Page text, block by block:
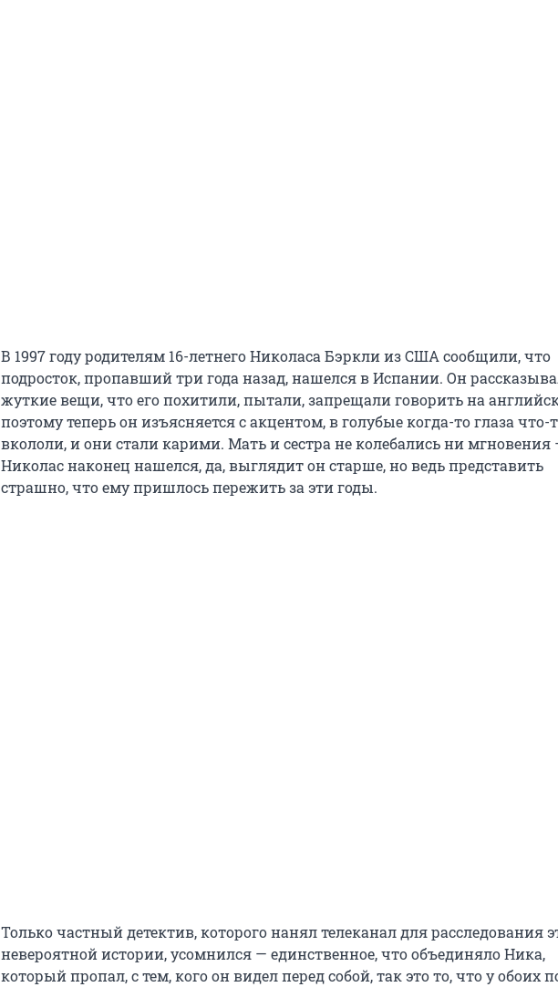
В 1997 году родителям 16-летнего Николаса Бэркли из США сообщили, что
подросток, пропавший три года назад, нашелся в Испании. Он
жуткие вещи, что его похитили, пытали, запрещали говорить на
поэтому теперь он изъясняется с акцентом, в голубые когда-то глаза что-
вкололи, и они стали карими. Мать и сестра не колебались ни мгновения
Николас наконец нашелся, да, выглядит он старше, но ведь представить
страшно, что ему пришлось пережить за эти годы.
Только частный детектив, которого нанял телеканал для расследования
невероятной истории, усомнился — единственное, что объединяло Ника,
который пропал, с тем, кого он видел перед собой, так это то, что у обоих